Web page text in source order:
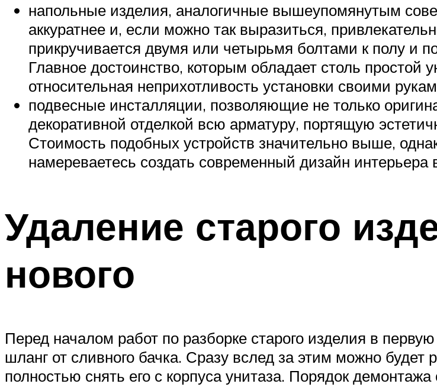
напольные изделия, аналогичные вышеупомянутым
аккуратнее и, если можно так выразиться,
прикручивается двумя или четырьмя болтами к полу и
Главное достоинство, которым обладает столь простой
относительная неприхотливость установки своими
подвесные инсталляции, позволяющие не только
декоративной отделкой всю арматуру, портящую
Стоимость подобных устройств значительно выше,
намереваетесь создать современный дизайн интерьера
Удаление старого
нового
Перед началом работ по разборке старого изделия в
шланг от сливного бачка. Сразу вслед за этим можно будет
полностью снять его с корпуса унитаза. Порядок демонтажа